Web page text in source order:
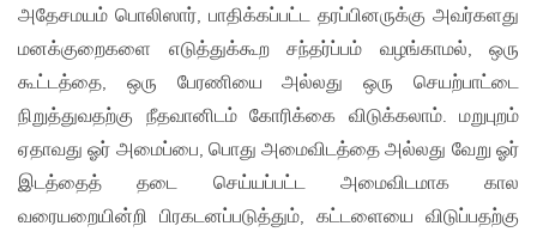
அதேசமயம் பொலிஸார், பாதிக்கப்பட்ட தரப்பினருக்கு அவர்களது
மனக்குறைகளை எடுத்துக்கூற சந்தர்ப்பம் வழங்காமல், ஒரு
கூட்டத்தை, ஒரு பேரணியை அல்லது ஒரு செயற்பாட்டை
நிறுத்துவதற்கு நீதவானிடம் கோரிக்கை விடுக்கலாம். மறுபுறம்
ஏதாவது ஓர் அமைப்பை, பொது அமைவிடத்தை அல்லது வேறு ஓர்
இடத்தைத் தடை செய்யப்பட்ட அமைவிடமாக கால
வரையறையின்றி பிரகடனப்படுத்தும், கட்டளையை விடுப்பதற்கு